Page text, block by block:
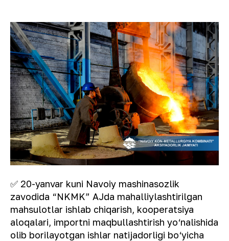
✅ 20-yanvar kuni Navoiy mashinasozlik
zavodida “NKMK” AJda mahalliylashtirilgan
mahsulotlar ishlab chiqarish, kooperatsiya
aloqalari, importni maqbullashtirish yo‘nalishida
olib borilayotgan ishlar natijadorligi bo‘yicha